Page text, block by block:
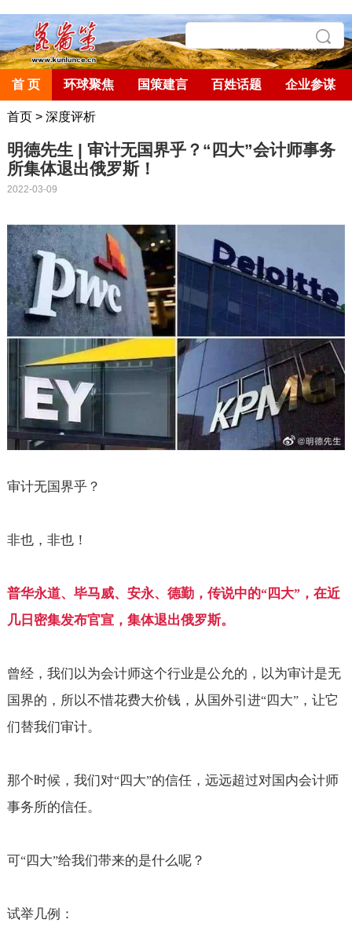
首 页 环球聚焦 国策建言 百姓话题 企业参谋
首页> 深度评析
明德先生 | 审计无国界乎？“四大”会计师事务
所集体退出俄罗斯！
2022-03-09
审计无国界乎？
非也，非也！
普华永道、毕马威、安永、德勤，传说中的“四大”，在近
几日密集发布官宣，集体退出俄罗斯。
曾经，我们以为会计师这个行业是公允的，以为审计是无
国界的，所以不惜花费大价钱，从国外引进“四大”，让它
们替我们审计。
那个时候，我们对“四大”的信任，远远超过对国内会计师
事务所的信任。
可“四大”给我们带来的是什么呢？
试举几例：